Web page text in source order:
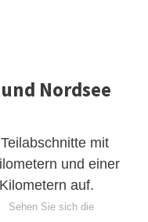
Nordsee
mit
und einer
auf.
Sehen Sie sich die